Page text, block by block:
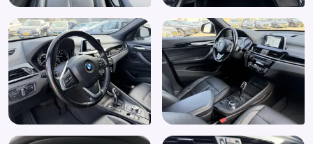
Trekhaak
Trekhaak met afneembare kogel
Verkeersbord detectie
Voorstoelen in hoogte verstelbaar
Voorstoelen verwarmd